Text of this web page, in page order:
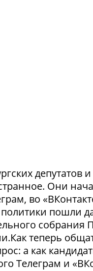
Они
во
пошли
собрания
теперь
а как
Телеграм и